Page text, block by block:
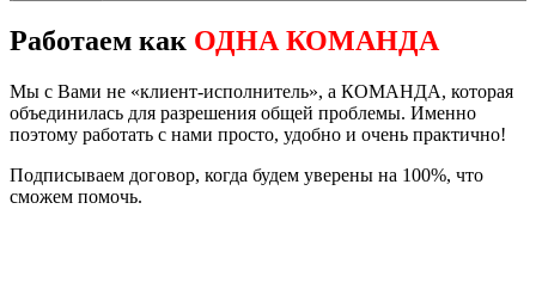
Работаем как ОДНА КОМАНДА
Мы с Вами не «клиент-исполнитель», а КОМАНДА, которая
объединилась для разрешения общей проблемы. Именно
поэтому работать с нами просто, удобно и очень практично!
Подписываем договор, когда будем уверены на 100%, что
сможем помочь.